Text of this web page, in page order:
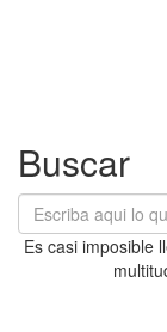
Buscar
Es casi imposible